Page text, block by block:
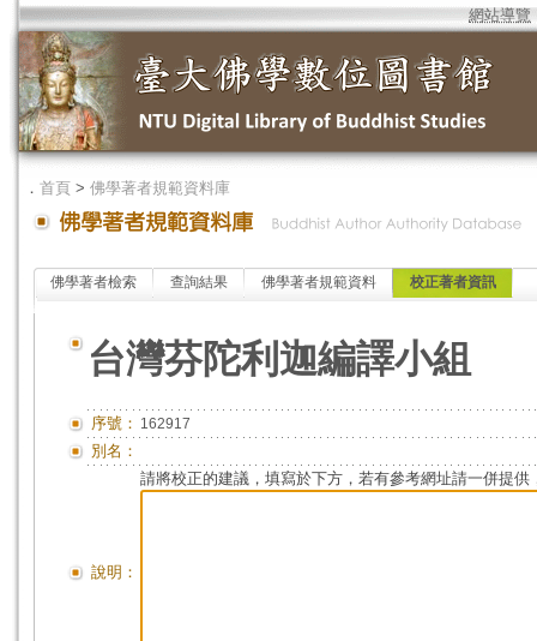
網站導覽
． 首頁 > 佛學著者規範資料庫
佛學著者檢索 查詢結果 佛學著者規範資料 校正著者資訊
台灣芬陀利迦編譯小組
序號： 162917
別名：
說明：
請將校正的建議，填寫於下方，若有參考網址請一併提供